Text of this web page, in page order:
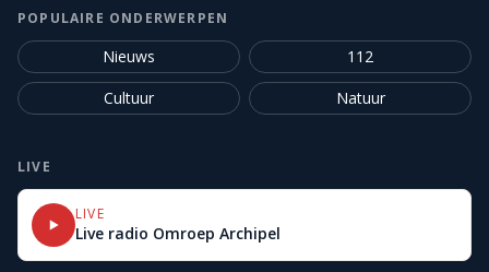
POPULAIRE ONDERWERPEN
Nieuws
112
Cultuur
Natuur
LIVE
LIVE
Live radio Omroep Archipel